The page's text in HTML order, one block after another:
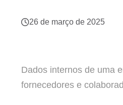
26 de março de 2025
Dados internos de uma
fornecedores e